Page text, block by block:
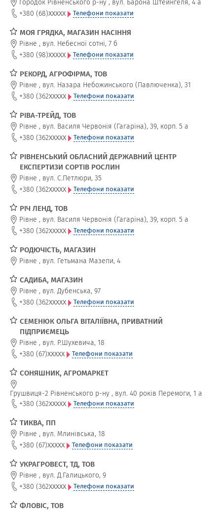
Городок Рівненського р-ну , вул. Барона Штейнгеля, 4 а
+380 (68)xxxxx Телефони показати
МОЯ ГРЯДКА, МАГАЗИН НАСІННЯ
Рівне , вул. Небесної сотні, 7 б
+380 (98)xxxxx Телефони показати
РЕКОРД, АГРОФІРМА, ТОВ
Рівне , вул. Назара Небожинського (Павлюченка), 31
+380 (362xxxxx Телефони показати
РІВА-ТРЕЙД, ТОВ
Рівне , вул. Василя Червонія (Гагаріна), 39, корп. 5 а
+380 (362xxxxx Телефони показати
РІВНЕНСЬКИЙ ОБЛАСНИЙ ДЕРЖАВНИЙ ЦЕНТР
ЕКСПЕРТИЗИ СОРТІВ РОСЛИН
Рівне , вул. С.Петлюри, 35
+380 (362xxxxx Телефони показати
РІЧ ЛЕНД, ТОВ
Рівне , вул. Василя Червонія (Гагаріна), 39, корп. 5 а
+380 (362xxxxx Телефони показати
РОДЮЧІСТЬ, МАГАЗИН
Рівне , вул. Гетьмана Мазепи, 4
САДИБА, МАГАЗИН
Рівне , вул. Дубенська, 97
+380 (362xxxxx Телефони показати
СЕМЕНЮК ОЛЬГА ВІТАЛІЇВНА, ПРИВАТНИЙ
ПІДПРИЄМЕЦЬ
Рівне , вул. Р.Шухевича, 18
+380 (67)xxxxx Телефони показати
СОНЯШНИК, АГРОМАРКЕТ
Грушвиця-2 Рівненського р-ну , вул. 40 років Перемоги, 1 а
+380 (362xxxxx Телефони показати
ТИКВА, ПП
Рівне , вул. Млинівська, 18
+380 (67)xxxxx Телефони показати
УКРАГРОВЕСТ, ТД, ТОВ
Рівне , вул. Д.Галицького, 9
+380 (362xxxxx Телефони показати
ФЛОВІС, ТОВ